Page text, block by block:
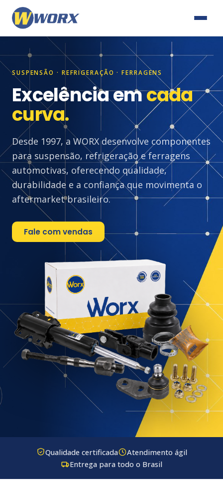
SUSPENSÃO · REFRIGERAÇÃO · FERRAGENS
Excelência emcada
curva.
Desde 1997, a WORX desenvolve componentes
para suspensão, refrigeração e ferragens
automotivas, oferecendo qualidade,
durabilidade e a confiança que movimenta o
aftermarket brasileiro.
Fale com vendas
Qualidade certificada
Atendimento ágil
Entrega para todo o Brasil